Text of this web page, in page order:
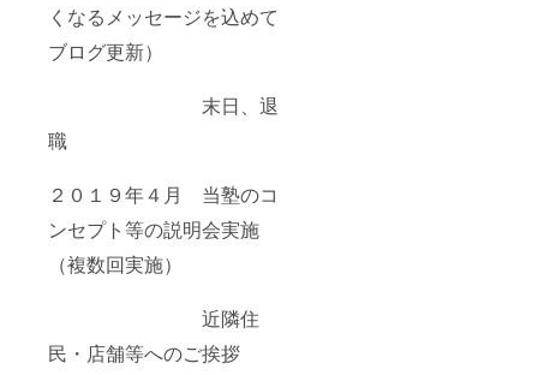
くなるメッセージを込めて
ブログ更新）
末日、退
職
２０１９年４月 当塾のコ
ンセプト等の説明会実施
（複数回実施）
近隣住
民・店舗等へのご挨拶